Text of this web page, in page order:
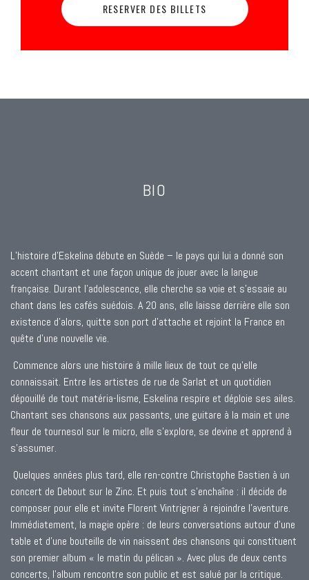
RESERVER DES BILLETS
BIO
L’histoire d’Eskelina débute en Suède – le pays qui lui a donné son
accent chantant et une façon unique de jouer avec la langue
française. Durant l’adolescence, elle cherche sa voie et s’essaie au
chant dans les cafés suédois. A 20 ans, elle laisse derrière elle son
existence d’alors, quitte son port d’attache et rejoint la France en
quête d’une nouvelle vie.
Commence alors une histoire à mille lieux de tout ce qu’elle
connaissait. Entre les artistes de rue de Sarlat et un quotidien
dépouillé de tout matéria-lisme, Eskelina respire et déploie ses ailes.
Chantant ses chansons aux passants, une guitare à la main et une
fleur de tournesol sur le micro, elle s’explore, se devine et apprend à
s’assumer.
Quelques années plus tard, elle ren-contre Christophe Bastien à un
concert de Debout sur le Zinc. Et puis tout s’enchaîne : il décide de
composer pour elle et invite Florent Vintrigner à rejoindre l’aventure.
Immédiatement, la magie opère : de leurs conversations autour d’une
table et d’une bouteille de vin naissent des chansons qui constituent
son premier album « le matin du pélican ». Avec plus de deux cents
concerts, l’album rencontre son public et est salué par la critique.